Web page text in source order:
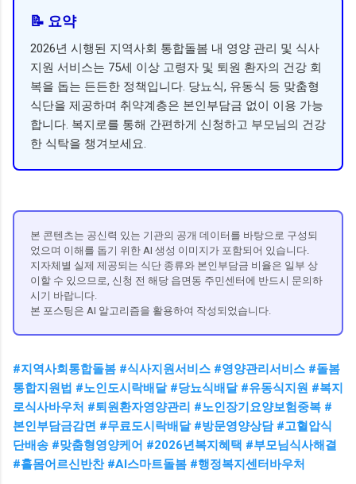
📝 요약
2026년 시행된 지역사회 통합돌봄 내 영양 관리 및 식사
지원 서비스는 75세 이상 고령자 및 퇴원 환자의 건강 회
복을 돕는 든든한 정책입니다. 당뇨식, 유동식 등 맞춤형
식단을 제공하며 취약계층은 본인부담금 없이 이용 가능
합니다. 복지로를 통해 간편하게 신청하고 부모님의 건강
한 식탁을 챙겨보세요.
본 콘텐츠는 공신력 있는 기관의 공개 데이터를 바탕으로 구성되
었으며 이해를 돕기 위한 AI 생성 이미지가 포함되어 있습니다.
지자체별 실제 제공되는 식단 종류와 본인부담금 비율은 일부 상
이할 수 있으므로, 신청 전 해당 읍면동 주민센터에 반드시 문의하
시기 바랍니다.
본 포스팅은 AI 알고리즘을 활용하여 작성되었습니다.
#지역사회통합돌봄 #식사지원서비스 #영양관리서비스 #돌봄
통합지원법 #노인도시락배달 #당뇨식배달 #유동식지원 #복지
로식사바우처 #퇴원환자영양관리 #노인장기요양보험중복 #
본인부담금감면 #무료도시락배달 #방문영양상담 #고혈압식
단배송 #맞춤형영양케어 #2026년복지혜택 #부모님식사해결
#홀몸어르신반찬 #AI스마트돌봄 #행정복지센터바우처